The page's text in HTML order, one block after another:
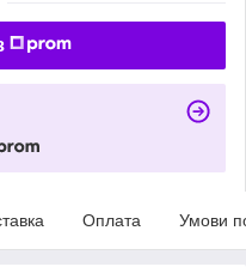
Оплата Умови